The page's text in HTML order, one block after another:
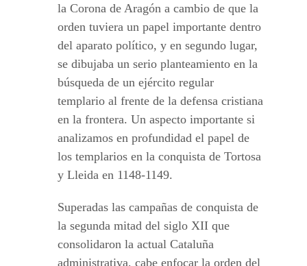
la Corona de Aragón a cambio de que la
orden tuviera un papel importante dentro
del aparato político, y en segundo lugar,
se dibujaba un serio planteamiento en la
búsqueda de un ejército regular
templario al frente de la defensa cristiana
en la frontera. Un aspecto importante si
analizamos en profundidad el papel de
los templarios en la conquista de Tortosa
y Lleida en 1148-1149.
Superadas las campañas de conquista de
la segunda mitad del siglo XII que
consolidaron la actual Cataluña
administrativa, cabe enfocar la orden del